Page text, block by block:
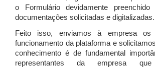
o Formulário devidamente
documentações solicitadas e digitalizadas.
Feito isso, enviamos à empresa
funcionamento da plataforma e
conhecimento é de fundamental
representantes da empresa